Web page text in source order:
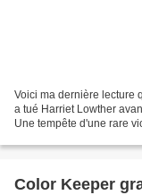
Voici ma dernière lecture
a tué Harriet Lowther
Une tempête d'une rare
Color Keeper